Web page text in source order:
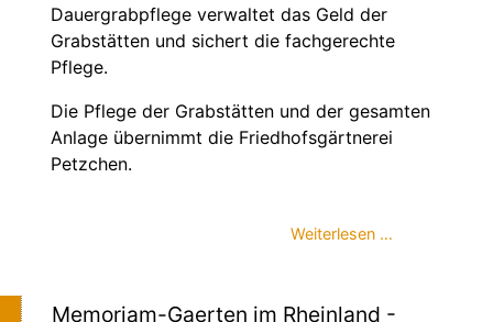
Dauergrabpflege verwaltet das Geld der
Grabstätten und sichert die fachgerechte
Pflege.
Die Pflege der Grabstätten und der gesamten
Anlage übernimmt die Friedhofsgärtnerei
Petzchen.
Weiterlesen …
Memoriam-Gaerten im Rheinland -